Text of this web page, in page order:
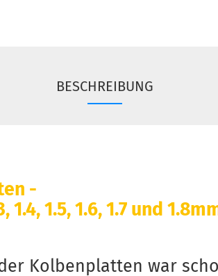
BESCHREIBUNG
-
1.4, 1.5, 1.6, 1.7 und
Kolbenplatten war